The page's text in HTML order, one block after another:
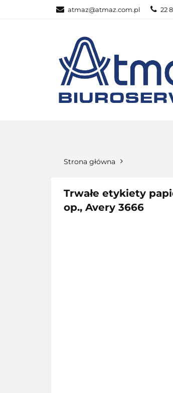
atmaz@atmaz.com.pl 22
Strona główna
Trwałe etykiety
op., Avery 3666